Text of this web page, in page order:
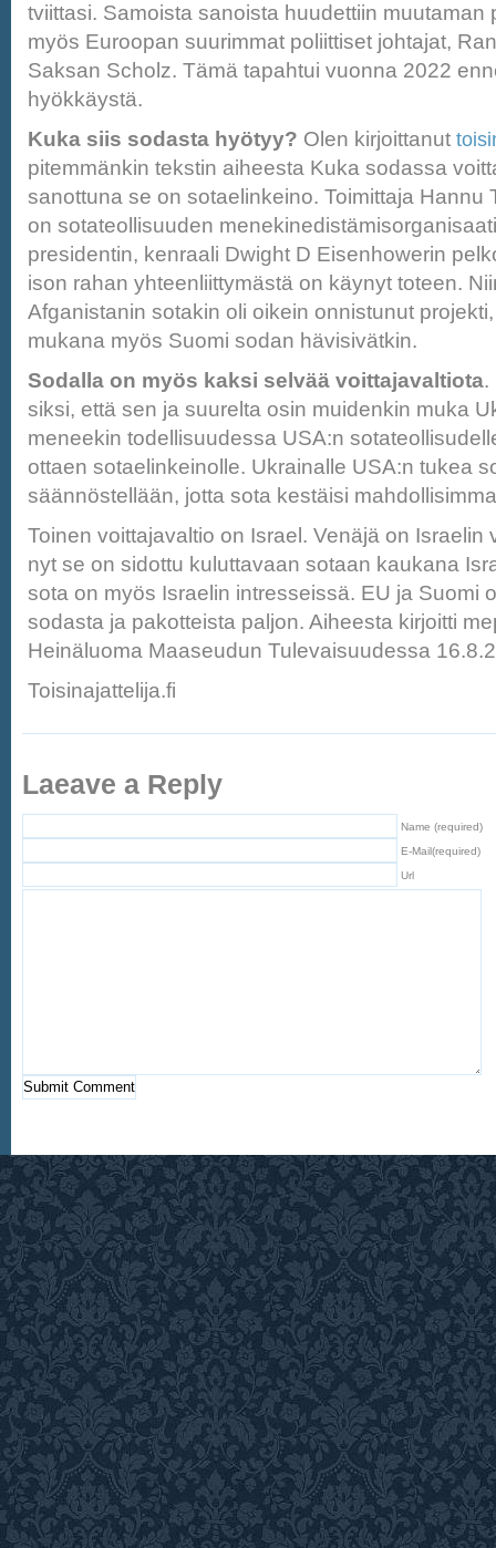
tviittasi. Samoista sanoista huudettiin muutaman
myös Euroopan suurimmat poliittiset johtajat,
Saksan Scholz. Tämä tapahtui vuonna 2022
hyökkäystä.
Kuka siis sodasta hyötyy? Olen kirjoittanut
pitemmänkin tekstin aiheesta Kuka sodassa
sanottuna se on sotaelinkeino. Toimittaja Hannu
on sotateollisuuden
presidentin, kenraali Dwight D Eisenhowerin
ison rahan yhteenliittymästä on käynyt toteen.
Afganistanin sotakin oli oikein onnistunut
mukana myös Suomi sodan hävisivätkin.
Sodalla on myös kaksi selvää voittajavaltiota.
siksi, että sen ja suurelta osin muidenkin muka
meneekin todellisuudessa USA:n
ottaen sotaelinkeinolle. Ukrainalle USA:n tukea
säännöstellään, jotta sota kestäisi
Toinen voittajavaltio on Israel. Venäjä on Israelin
nyt se on sidottu kuluttavaan sotaan kaukana
sota on myös Israelin intresseissä. EU ja Suomi
sodasta ja pakotteista paljon. Aiheesta kirjoitti
Heinäluoma Maaseudun Tulevaisuudessa
Toisinajattelija.fi
Laeave a Reply
Name (required)
E-Mail(required)
Url